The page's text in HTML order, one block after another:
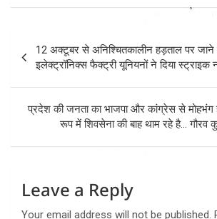
Post
navigation
12 अक्टूबर से अनिश्चितकालीन हड़ताल पर जाने
इलेक्ट्रॉनिक्स फैक्ट्री यूनियनों ने दिया स्ट्राइक
प्रदेश की जनता का भाजपा और कांग्रेस से मोहभंग
रूप में शिवसेना की बाह थाम रहे है… गौरव
Leave a Reply
Your email address will not be published.